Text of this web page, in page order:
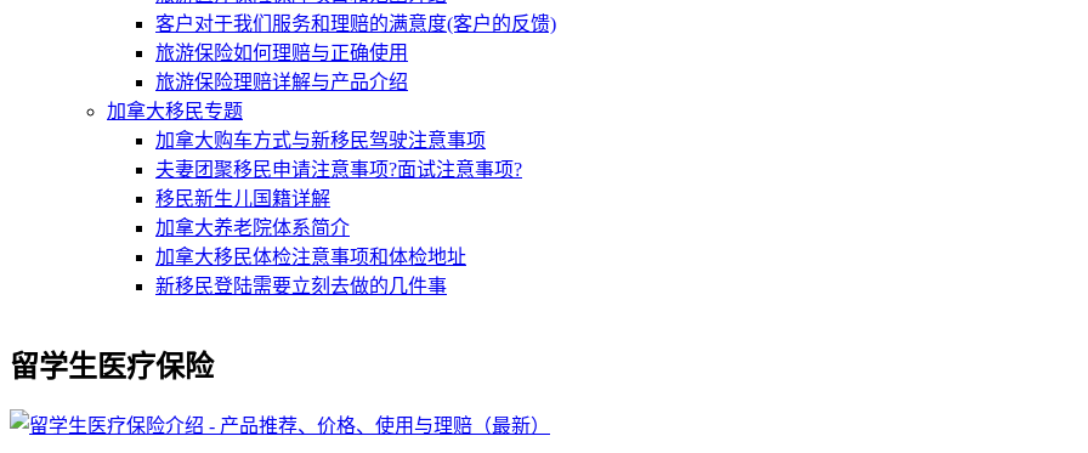
客户对于我们服务和理赔的满意度(客户的反馈)
旅游保险如何理赔与正确使用
旅游保险理赔详解与产品介绍
加拿大移民专题
加拿大购车方式与新移民驾驶注意事项
夫妻团聚移民申请注意事项?面试注意事项?
移民新生儿国籍详解
加拿大养老院体系简介
加拿大移民体检注意事项和体检地址
新移民登陆需要立刻去做的几件事
留学生医疗保险